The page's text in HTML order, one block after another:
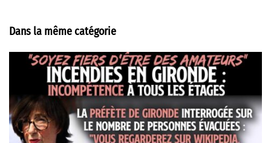
Dans la même catégorie